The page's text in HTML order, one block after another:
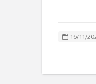
16/11/